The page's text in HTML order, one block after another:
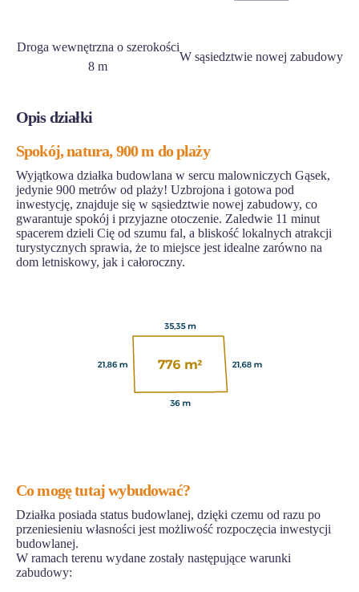
Droga wewnętrzna o szerokości
8 m
W sąsiedztwie nowej zabudowy
Opis działki
Spokój, natura, 900 m do plaży
Wyjątkowa działka budowlana w sercu malowniczych Gąsek,
jedynie 900 metrów od plaży! Uzbrojona i gotowa pod
inwestycję, znajduje się w sąsiedztwie nowej zabudowy, co
gwarantuje spokój i przyjazne otoczenie. Zaledwie 11 minut
spacerem dzieli Cię od szumu fal, a bliskość lokalnych atrakcji
turystycznych sprawia, że to miejsce jest idealne zarówno na
dom letniskowy, jak i całoroczny.
Co mogę tutaj wybudować?
Działka posiada status budowlanej, dzięki czemu od razu po
przeniesieniu własności jest możliwość rozpoczęcia inwestycji
budowlanej.
W ramach terenu wydane zostały następujące warunki
zabudowy: